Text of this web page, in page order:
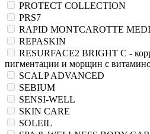
PROTECT COLLECTION
PRS7
RAPID MONTCAROTTE
REPASKIN
RESURFACE2 BRIGHT C -
пигментации и морщин с
SCALP ADVANCED
SEBIUM
SENSI-WELL
SKIN CARE
SOLEIL